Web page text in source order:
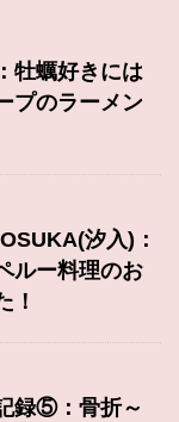
牡蠣好きには
プのラーメン
汐入)：
ルー料理のお
！
録⑤：骨折～